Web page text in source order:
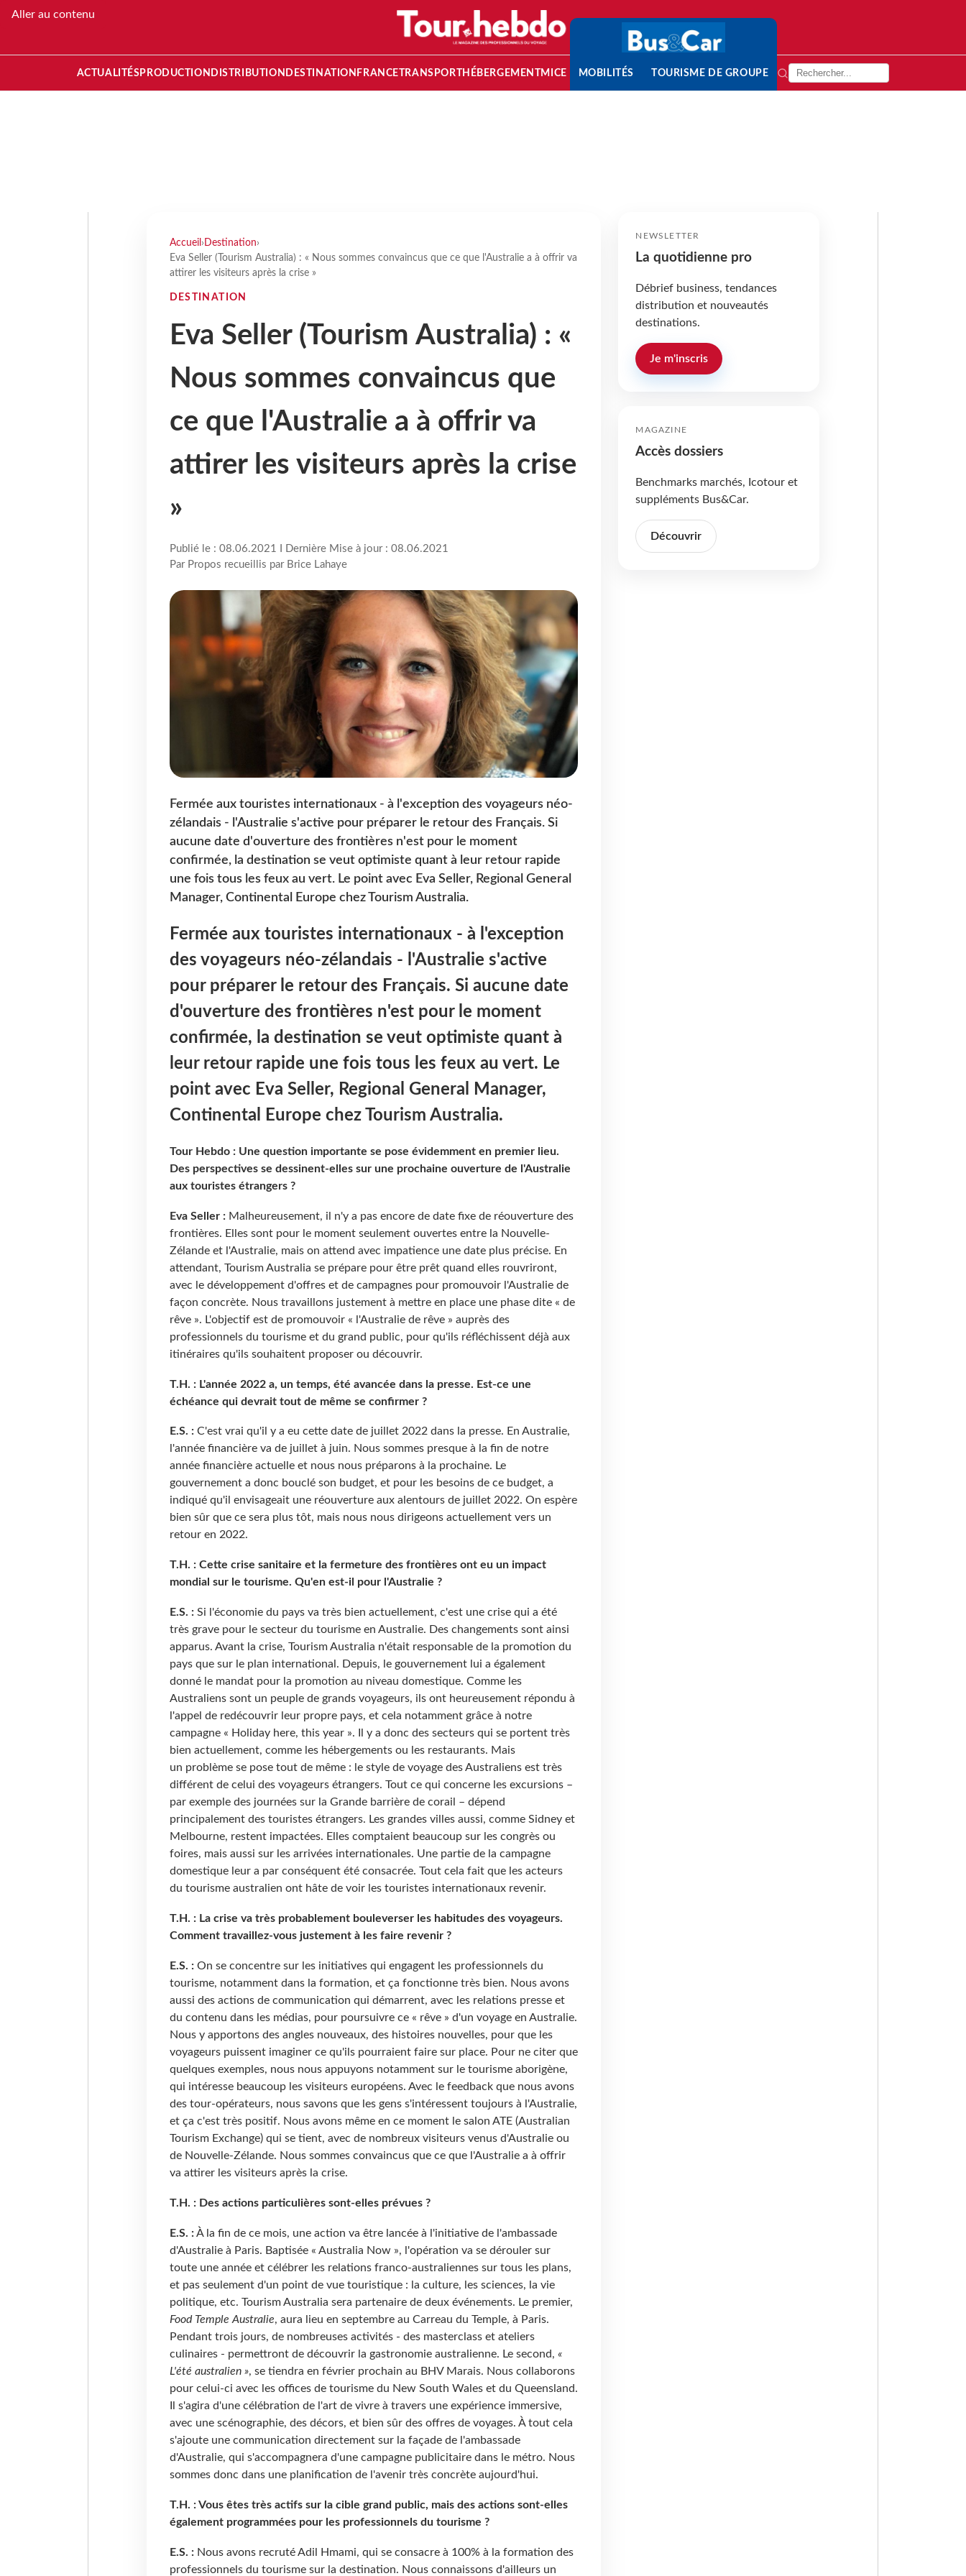
Aller au contenu
ACTUALITÉS PRODUCTION DISTRIBUTION DESTINATION FRANCETRANSPORT HÉBERGEMENTMICE MOBILITÉS TOURISME DE GROUPE
Accueil › Destination›
Eva Seller (Tourism Australia) : « Nous sommes convaincus que ce que l'Australie a à offrir va
attirer les visiteurs après la crise »
DESTINATION
Eva Seller (Tourism Australia) : «
Nous sommes convaincus que
ce que l'Australie a à offrir va
attirer les visiteurs après la crise
»
Publié le : 08.06.2021 I Dernière Mise à jour : 08.06.2021
Par Propos recueillis par Brice Lahaye
Fermée aux touristes internationaux - à l'exception des voyageurs néo-
zélandais - l'Australie s'active pour préparer le retour des Français. Si
aucune date d'ouverture des frontières n'est pour le moment
confirmée, la destination se veut optimiste quant à leur retour rapide
une fois tous les feux au vert. Le point avec Eva Seller, Regional General
Manager, Continental Europe chez Tourism Australia.
Fermée aux touristes internationaux - à l'exception
des voyageurs néo-zélandais - l'Australie s'active
pour préparer le retour des Français. Si aucune date
d'ouverture des frontières n'est pour le moment
confirmée, la destination se veut optimiste quant à
leur retour rapide une fois tous les feux au vert. Le
point avec Eva Seller, Regional General Manager,
Continental Europe chez Tourism Australia.
Tour Hebdo : Une question importante se pose évidemment en premier lieu.
Des perspectives se dessinent-elles sur une prochaine ouverture de l'Australie
aux touristes étrangers ?
Eva Seller :Malheureusement, il n'y a pas encore de date fixe de réouverture des
frontières. Elles sont pour le moment seulement ouvertes entre la Nouvelle-
Zélande et l'Australie, mais on attend avec impatience une date plus précise. En
attendant, Tourism Australia se prépare pour être prêt quand elles rouvriront,
avec le développement d'offres et de campagnes pour promouvoir l'Australie de
façon concrète. Nous travaillons justement à mettre en place une phase dite « de
rêve ». L'objectif est de promouvoir « l'Australie de rêve » auprès des
professionnels du tourisme et du grand public, pour qu'ils réfléchissent déjà aux
itinéraires qu'ils souhaitent proposer ou découvrir.
T.H. : L'année 2022 a, un temps, été avancée dans la presse. Est-ce une
échéance qui devrait tout de même se confirmer ?
E.S. : C'est vrai qu'il y a eu cette date de juillet 2022 dans la presse. En Australie,
l'année financière va de juillet à juin. Nous sommes presque à la fin de notre
année financière actuelle et nous nous préparons à la prochaine. Le
gouvernement a donc bouclé son budget, et pour les besoins de ce budget, a
indiqué qu'il envisageait une réouverture aux alentours de juillet 2022. On espère
bien sûr que ce sera plus tôt, mais nous nous dirigeons actuellement vers un
retour en 2022.
T.H. : Cette crise sanitaire et la fermeture des frontières ont eu un impact
mondial sur le tourisme. Qu'en est-il pour l'Australie ?
E.S. :Si l'économie du pays va très bien actuellement, c'est une crise qui a été
très grave pour le secteur du tourisme en Australie. Des changements sont ainsi
apparus. Avant la crise, Tourism Australia n'était responsable de la promotion du
pays que sur le plan international. Depuis, le gouvernement lui a également
donné le mandat pour la promotion au niveau domestique. Comme les
Australiens sont un peuple de grands voyageurs, ils ont heureusement répondu à
l'appel de redécouvrir leur propre pays, et cela notamment grâce à notre
campagne « Holiday here, this year ». Il y a donc des secteurs qui se portent très
bien actuellement, comme les hébergements ou les restaurants. Mais
un problème se pose tout de même : le style de voyage des Australiens est très
différent de celui des voyageurs étrangers. Tout ce qui concerne les excursions –
par exemple des journées sur la Grande barrière de corail – dépend
principalement des touristes étrangers. Les grandes villes aussi, comme Sidney et
Melbourne, restent impactées. Elles comptaient beaucoup sur les congrès ou
foires, mais aussi sur les arrivées internationales. Une partie de la campagne
domestique leur a par conséquent été consacrée. Tout cela fait que les acteurs
du tourisme australien ont hâte de voir les touristes internationaux revenir.
T.H. : La crise va très probablement bouleverser les habitudes des voyageurs.
Comment travaillez-vous justement à les faire revenir ?
E.S. :On se concentre sur les initiatives qui engagent les professionnels du
tourisme, notamment dans la formation, et ça fonctionne très bien. Nous avons
aussi des actions de communication qui démarrent, avec les relations presse et
du contenu dans les médias, pour poursuivre ce « rêve » d'un voyage en Australie.
Nous y apportons des angles nouveaux, des histoires nouvelles, pour que les
voyageurs puissent imaginer ce qu'ils pourraient faire sur place. Pour ne citer que
quelques exemples, nous nous appuyons notamment sur le tourisme aborigène,
qui intéresse beaucoup les visiteurs européens. Avec le feedback que nous avons
des tour-opérateurs, nous savons que les gens s'intéressent toujours à l'Australie,
et ça c'est très positif. Nous avons même en ce moment le salon ATE (Australian
Tourism Exchange) qui se tient, avec de nombreux visiteurs venus d'Australie ou
de Nouvelle-Zélande. Nous sommes convaincus que ce que l'Australie a à offrir
va attirer les visiteurs après la crise.
T.H. : Des actions particulières sont-elles prévues ?
E.S. :À la fin de ce mois, une action va être lancée à l'initiative de l'ambassade
d'Australie à Paris. Baptisée « Australia Now », l'opération va se dérouler sur
toute une année et célébrer les relations franco-australiennes sur tous les plans,
et pas seulement d'un point de vue touristique : la culture, les sciences, la vie
politique, etc. Tourism Australia sera partenaire de deux événements. Le premier,
Food Temple Australie, aura lieu en septembre au Carreau du Temple, à Paris.
Pendant trois jours, de nombreuses activités - des masterclass et ateliers
culinaires - permettront de découvrir la gastronomie australienne. Le second, «
L'été australien », se tiendra en février prochain au BHV Marais. Nous collaborons
pour celui-ci avec les offices de tourisme du New South Wales et du Queensland.
Il s'agira d'une célébration de l'art de vivre à travers une expérience immersive,
avec une scénographie, des décors, et bien sûr des offres de voyages. À tout cela
s'ajoute une communication directement sur la façade de l'ambassade
d'Australie, qui s'accompagnera d'une campagne publicitaire dans le métro. Nous
sommes donc dans une planification de l'avenir très concrète aujourd'hui.
T.H. : Vous êtes très actifs sur la cible grand public, mais des actions sont-elles
également programmées pour les professionnels du tourisme ?
E.S. : Nous avons recruté Adil Hmami, qui se consacre à 100% à la formation des
professionnels du tourisme sur la destination. Nous connaissons d'ailleurs un
NEWSLETTER
La quotidienne pro
Débrief business, tendances
distribution et nouveautés
destinations.
Je m'inscris
MAGAZINE
Accès dossiers
Benchmarks marchés, Icotour et
suppléments Bus&Car.
Découvrir